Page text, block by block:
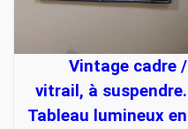
Vintage cadre /
vitrail, à suspendre.
Tableau lumineux en